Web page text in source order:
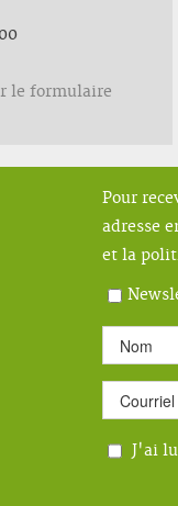
le formulaire
Pour
adresse
et la
J'ai